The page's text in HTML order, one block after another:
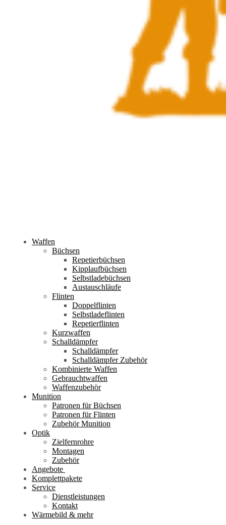
Waffen
Büchsen
Repetierbüchsen
Kipplaufbüchsen
Selbstladebüchsen
Austauschläufe
Flinten
Doppelflinten
Selbstladeflinten
Repetierflinten
Kurzwaffen
Schalldämpfer
Schalldämpfer
Schalldämpfer Zubehör
Kombinierte Waffen
Gebrauchtwaffen
Waffenzubehör
Munition
Patronen für Büchsen
Patronen für Flinten
Zubehör Munition
Optik
Zielfernrohre
Montagen
Zubehör
Angebote
Komplettpakete
Service
Dienstleistungen
Kontakt
Wärmebild & mehr